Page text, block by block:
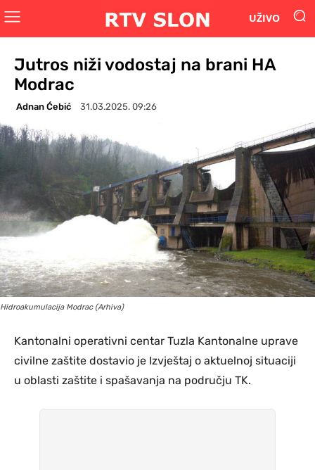
UŽIVO
Jutros niži vodostaj na brani HA
Modrac
Adnan Ćebić 31.03.2025. 09:26
Hidroakumulacija Modrac (Arhiva)
Kantonalni operativni centar Tuzla Kantonalne uprave
civilne zaštite dostavio je Izvještaj o aktuelnoj situaciji
u oblasti zaštite i spašavanja na području TK.